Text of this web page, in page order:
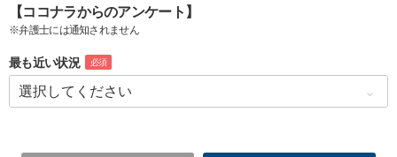
【ココナラからのアンケート】
※弁護士には通知されません
最も近い状況 必須